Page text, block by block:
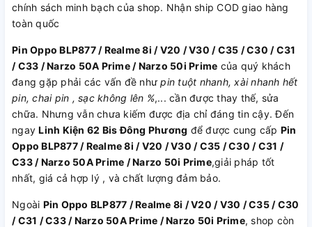
chính sách minh bạch của shop. Nhận ship COD giao hàng
toàn quốc
Pin Oppo BLP877 / Realme 8i / V20 / V30 / C35 / C30 / C31
/ C33 / Narzo 50A Prime / Narzo 50i Prime của quý khách
đang gặp phải các vấn đề nhưpin tuột nhanh, xài nhanh hết
pin, chai pin , sạc không lên %,... cần được thay thế, sửa
chữa. Nhưng vẫn chưa kiếm được địa chỉ đáng tin cậy. Đến
ngayLinh Kiện 62 Bis Đông Phương để được cung cấp Pin
Oppo BLP877 / Realme 8i / V20 / V30 / C35 / C30 / C31 /
C33 / Narzo 50A Prime / Narzo 50i Prime,giải pháp tốt
nhất, giá cả hợp lý , và chất lượng đảm bảo.
Ngoài Pin Oppo BLP877 / Realme 8i / V20 / V30 / C35 / C30
/ C31 / C33 / Narzo 50A Prime / Narzo 50i Prime, shop còn